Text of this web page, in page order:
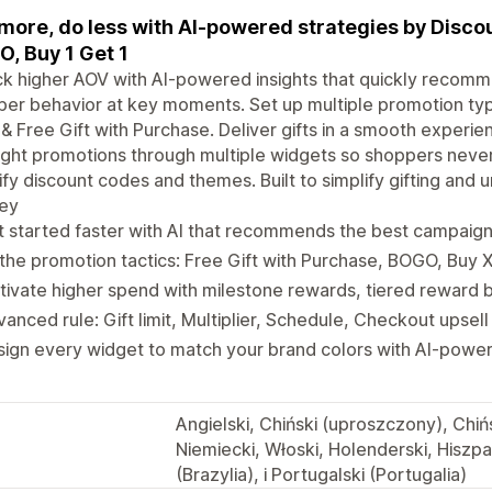
do less with AI-powered strategies by
Buy 1 Get 1
higher AOV with AI-powered insights that quickly
behavior at key moments. Set up multiple promotion
Free Gift with Purchase. Deliver gifts in a smooth
promotions through multiple widgets so shoppers
discount codes and themes. Built to simplify gifting and
started faster with AI that recommends the best
promotion tactics: Free Gift with Purchase, BOGO, Buy
higher spend with milestone rewards, tiered reward
rule: Gift limit, Multiplier, Schedule, Checkout
every widget to match your brand colors with AI-
Angielski, Chiński (uproszczony),
Niemiecki, Włoski, Holenderski,
(Brazylia), i Portugalski (Portugalia)